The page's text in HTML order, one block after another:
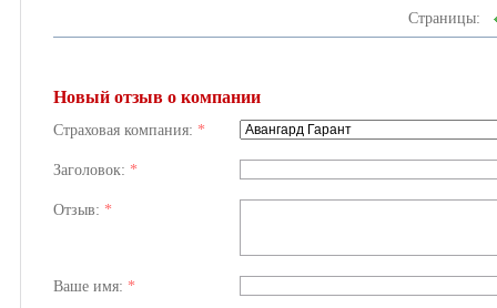
Страницы:
Новый отзыв о компании
Страховая компания: *
Заголовок: *
Отзыв: *
Ваше имя: *